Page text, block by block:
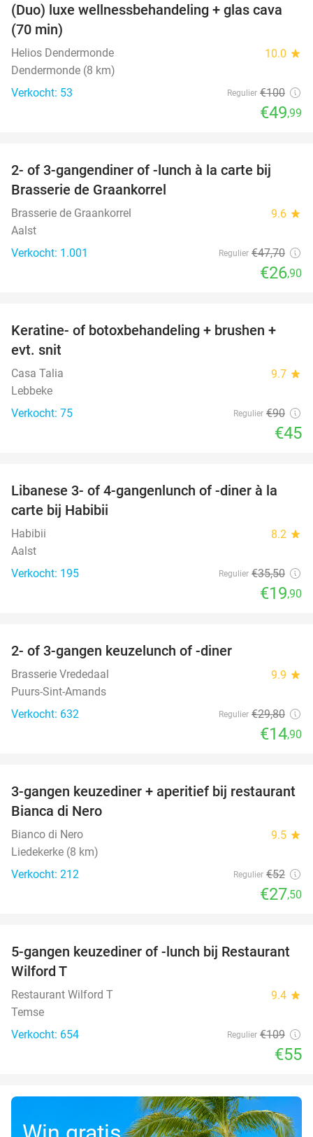
50%
(Duo) luxe wellnessbehandeling + glas cava
(70 min)
Helios Dendermonde 10.0 star
Dendermonde (8 km)
Verkocht: 53
Regulier €100
€49,99
44%
2- of 3-gangendiner of -lunch à la carte bij
Brasserie de Graankorrel
Brasserie de Graankorrel 9.6 star
Aalst
Verkocht: 1.001
Regulier €47,70
€26,90
50%
Keratine- of botoxbehandeling + brushen +
evt. snit
Casa Talia 9.7 star
Lebbeke
Verkocht: 75
Regulier €90
€45
44%
Libanese 3- of 4-gangenlunch of -diner à la
carte bij Habibii
Habibii 8.2 star
Aalst
Verkocht: 195
Regulier €35,50
€19,90
2- of 3-gangen keuzelunch of -diner
Brasserie Vrededaal 9.9 star
Puurs-Sint-Amands
Verkocht: 632
Regulier €29,80
€14,90
47%
3-gangen keuzediner + aperitief bij restaurant
Bianca di Nero
Bianco di Nero 9.5 star
Liedekerke (8 km)
Verkocht: 212
Regulier €52
€27,50
50%
5-gangen keuzediner of -lunch bij Restaurant
Wilford T
Restaurant Wilford T 9.4 star
Temse
Verkocht: 654
Regulier €109
€55